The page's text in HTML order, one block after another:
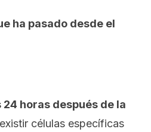
ha pasado desde el
horas después de la
células específicas